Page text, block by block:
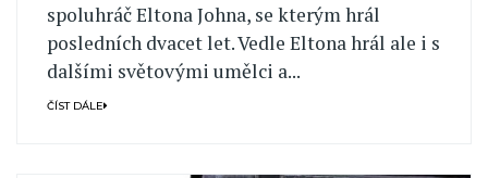
spoluhráč Eltona Johna, se kterým hrál
posledních dvacet let. Vedle Eltona hrál ale i s
dalšími světovými umělci a...
ČÍST DÁLE